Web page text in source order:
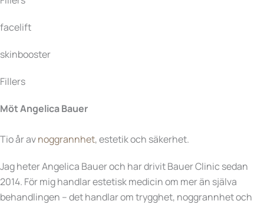
facelift
skinbooster
Fillers
Möt Angelica Bauer
Tio år avnoggrannhet, estetik och säkerhet.
Jag heter Angelica Bauer och har drivit Bauer Clinic sedan
2014. För mig handlar estetisk medicin om mer än själva
behandlingen – det handlar om trygghet, noggrannhet och